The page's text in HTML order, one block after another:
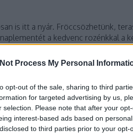
Process My Personal
opt-out of the sale, sharing to third
for targeted advertising by us,
selection. Please note that after your
interest-based ads based on
to third parties prior to your
is itt a nyár. Fröccsözhetünk,
a kedvenc rozénkkal a
lássuk is, mit igyanak az Ikrek